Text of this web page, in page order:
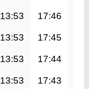
13:53 17:46
13:53 17:45
13:53 17:44
13:53 17:43